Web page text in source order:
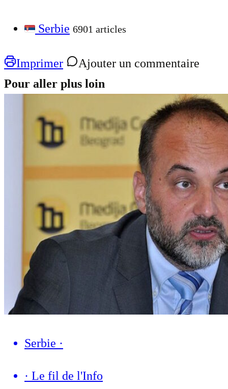
Serbie 6901 articles
Imprimer
Ajouter un commentaire
Pour aller plus loin
Serbie ·
· Le fil de l'Info